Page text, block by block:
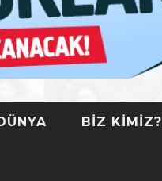
BIZ KIMIZ?